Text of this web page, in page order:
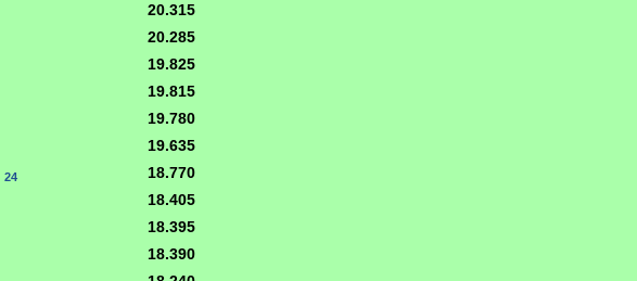
20.315
20.285
19.825
19.815
19.780
19.635
24
18.770
18.405
18.395
18.390